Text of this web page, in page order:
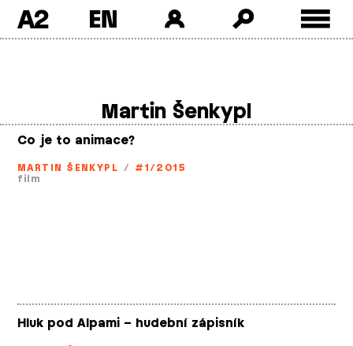
A2
Martin Šenkypl
Co je to animace?
MARTIN ŠENKYPL / #1/2015
film
Hluk pod Alpami – hudební zápisník